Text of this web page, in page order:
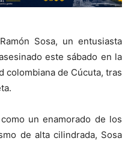
Sosa, un entusiasta
este sábado en la
colombiana de Cúcuta, tras
un enamorado de los
de alta cilindrada, Sosa